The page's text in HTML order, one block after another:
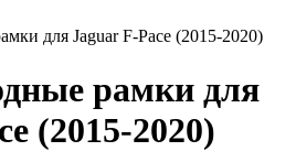
для Jaguar F-Pace (2015-2020)
рамки для
(2015-2020)